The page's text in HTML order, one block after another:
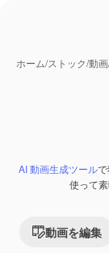
ホーム/ストック/動画
Premium
AI 動画生成ツール
使って
動画を編集